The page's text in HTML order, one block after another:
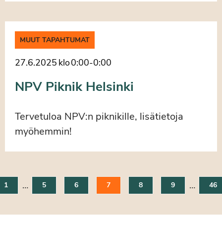
MUUT TAPAHTUMAT
27.6.2025 klo0:00-0:00
NPV Piknik Helsinki
Tervetuloa NPV:n piknikille, lisätietoja
myöhemmin!
1 … 5 6 7 8 9 … 46